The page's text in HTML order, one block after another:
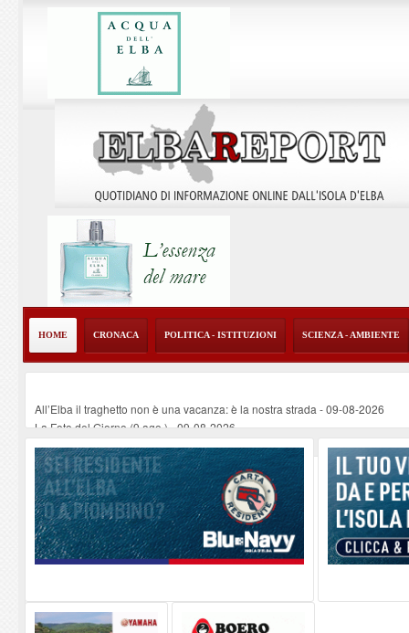
HOME CRONACA POLITICA - ISTITUZIONI SCIENZA - AMBIENTE
All’Elba il traghetto non è una vacanza: è la nostra strada -09-08-2026
La Foto del Giorno (9 ago.)-09-08-2026
Non si può morire perché l'elisoccorso arriva dopo mezza giornata. Subito
Vela a scuola al Liceo sportivo: mare in ambito umanistico e scientifico: il
L'arte che galleggia sull'acqua: Perrine Angly protagonista al Museo